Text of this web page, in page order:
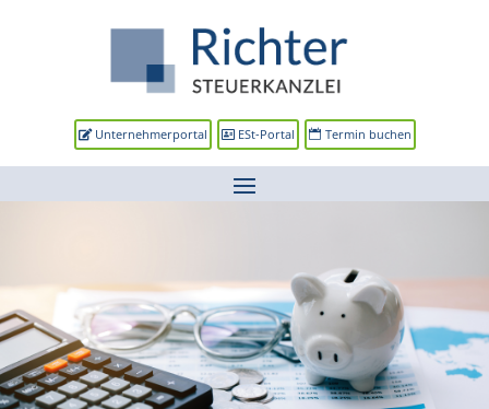
Unternehmerportal ESt-Portal Termin buchen